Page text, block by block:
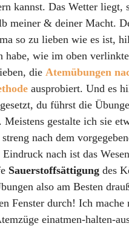
kannst. Das Wetter liegt,
meiner & deiner Macht.
so zu lieben wie es ist,
habe, wie im oben
die Atemübungen
ausprobiert. Und es
du führst die
Meistens gestalte ich sie
nach dem
nach ist das
Sauerstoffsättigung des
also am Besten
Fenster durch! Ich mache
einatmen-halten-